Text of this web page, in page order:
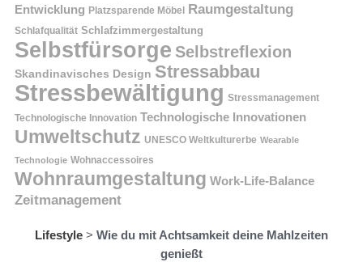
Entwicklung Platzsparende Möbel Raumgestaltung
Schlafqualität Schlafzimmergestaltung
Selbstfürsorge Selbstreflexion
Skandinavisches Design Stressabbau
Stressbewältigung Stressmanagement
Technologische Innovation Technologische Innovationen
Umweltschutz UNESCO Weltkulturerbe Wearable
Technologie Wohnaccessoires
Wohnraumgestaltung Work-Life-Balance
Zeitmanagement
Lifestyle > Wie du mit Achtsamkeit deine Mahlzeiten
genießt